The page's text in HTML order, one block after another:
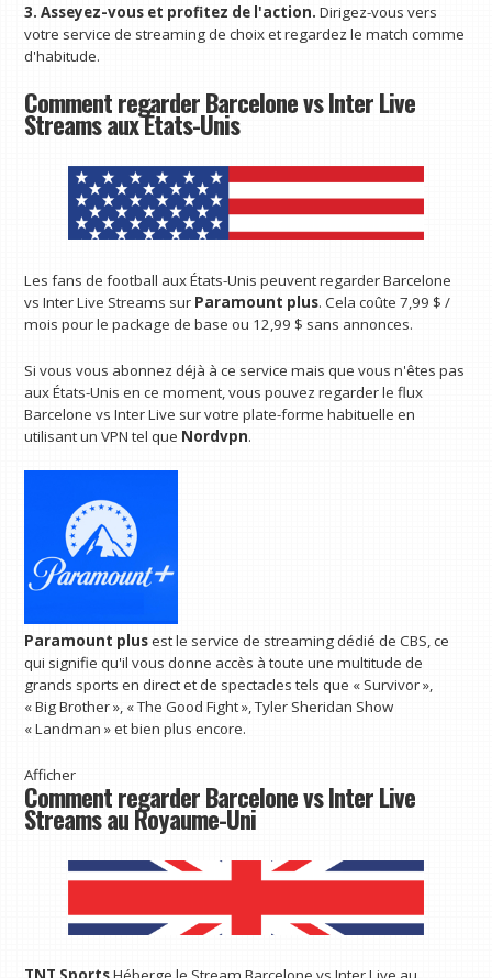
3. Asseyez-vous et profitez de l'action.Dirigez-vous vers
votre service de streaming de choix et regardez le match comme
d'habitude.
Comment regarder Barcelone vs Inter Live
Streams aux États-Unis
Les fans de football aux États-Unis peuvent regarder Barcelone
vs Inter Live Streams sur Paramount plus. Cela coûte 7,99 $ /
mois pour le package de base ou 12,99 $ sans annonces.
Si vous vous abonnez déjà à ce service mais que vous n'êtes pas
aux États-Unis en ce moment, vous pouvez regarder le flux
Barcelone vs Inter Live sur votre plate-forme habituelle en
utilisant un VPN tel que Nordvpn.
Paramount plusest le service de streaming dédié de CBS, ce
qui signifie qu'il vous donne accès à toute une multitude de
grands sports en direct et de spectacles tels que « Survivor »,
« Big Brother », « The Good Fight », Tyler Sheridan Show
« Landman » et bien plus encore.
Afficher
Comment regarder Barcelone vs Inter Live
Streams au Royaume-Uni